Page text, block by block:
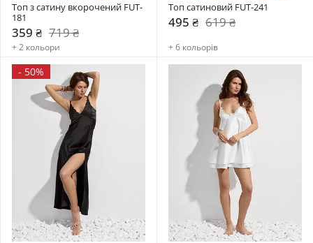
Топ з сатину вкорочений FUT-
181
359 ₴ 719 ₴
+ 2 кольори
Топ сатиновий FUT-241
495 ₴ 619 ₴
+ 6 кольорів
- 50%